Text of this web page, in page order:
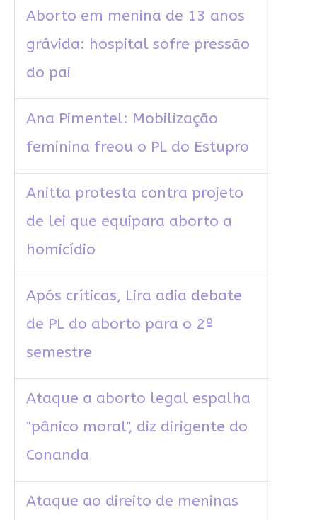
Aborto em menina de 13 anos
grávida: hospital sofre pressão
do pai
Ana Pimentel: Mobilização
feminina freou o PL do Estupro
Anitta protesta contra projeto
de lei que equipara aborto a
homicídio
Após críticas, Lira adia debate
de PL do aborto para o 2º
semestre
Ataque a aborto legal espalha
"pânico moral", diz dirigente do
Conanda
Ataque ao direito de meninas